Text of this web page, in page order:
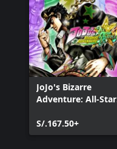
JoJo's Bizarre
Adventure: All-Star
S/.167.50+